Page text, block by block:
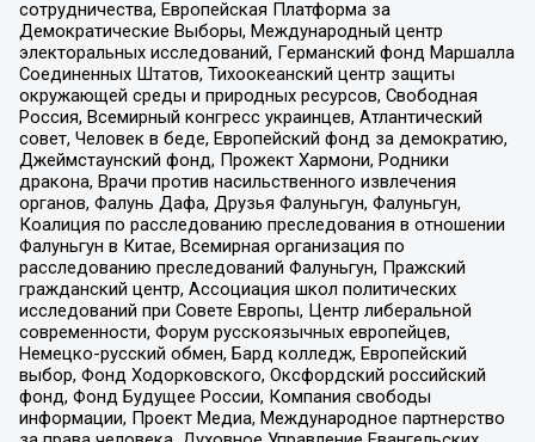
сотрудничества, Европейская Платформа за
Демократические Выборы, Международный центр
электоральных исследований, Германский фонд Маршалла
Соединенных Штатов, Тихоокеанский центр защиты
окружающей среды и природных ресурсов, Свободная
Россия, Всемирный конгресс украинцев, Атлантический
совет, Человек в беде, Европейский фонд за демократию,
Джеймстаунский фонд, Прожект Хармони, Родники
дракона, Врачи против насильственного извлечения
органов, Фалунь Дафа, Друзья Фалуньгун, Фалуньгун,
Коалиция по расследованию преследования в отношении
Фалуньгун в Китае, Всемирная организация по
расследованию преследований Фалуньгун, Пражский
гражданский центр, Ассоциация школ политических
исследований при Совете Европы, Центр либеральной
современности, Форум русскоязычных европейцев,
Немецко-русский обмен, Бард колледж, Европейский
выбор, Фонд Ходорковского, Оксфордский российский
фонд, Фонд Будущее России, Компания свободы
информации, Проект Медиа, Международное партнерство